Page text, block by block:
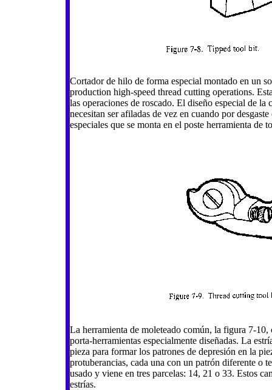
Cortador de hilo de forma especial montado en un
production high-speed thread cutting operations.
las operaciones de roscado. El diseño especial de
necesitan ser afiladas de vez en cuando por
especiales que se monta en el poste herramienta de
La herramienta de moleteado común, la figura 7-
porta-herramientas especialmente diseñadas. La
pieza para formar los patrones de depresión en la
protuberancias, cada una con un patrón diferente o
usado y viene en tres parcelas: 14, 21 o 33. Estos
estrías.